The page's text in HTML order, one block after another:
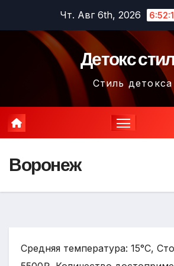
содержимому
Чт. Авг 6th, 2026
Детокс
Стиль детокса
Воронеж
Средняя температура: 15°C,